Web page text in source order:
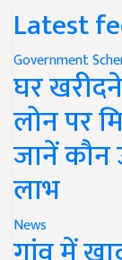
Latest
Government
घर
लोन पर
जानें कौन
लाभ
News